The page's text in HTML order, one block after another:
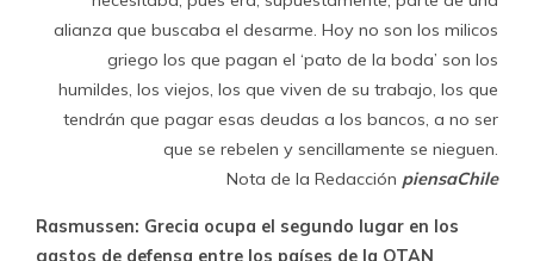
alianza que buscaba el desarme. Hoy no son los milicos
griego los que pagan el ‘pato de la boda’ son los
humildes, los viejos, los que viven de su trabajo, los que
tendrán que pagar esas deudas a los bancos, a no ser
que se rebelen y sencillamente se nieguen.
Nota de la Redacción piensaChile
Rasmussen: Grecia ocupa el segundo lugar en los
gastos de defensa entre los países de la OTAN